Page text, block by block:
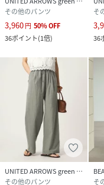
その他のパンツ
3,960円 50%OFF
36ポイント(1倍)
そ
36
UNITED ARROWS green label relaxing
その他のパンツ
そ